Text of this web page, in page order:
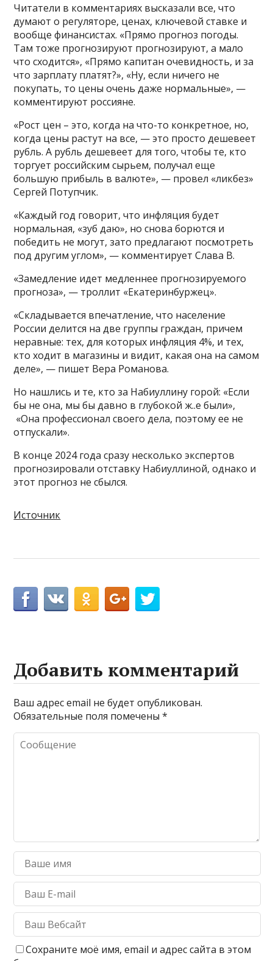
Читатели в комментариях высказали все, что
думают о регуляторе, ценах, ключевой ставке и
вообще финансистах. «Прямо прогноз погоды.
Там тоже прогнозируют прогнозируют, а мало
что сходится», «Прямо капитан очевидность, и за
что зарплату платят?», «Ну, если ничего не
покупать, то цены очень даже нормальные», —
комментируют россияне.
«Рост цен – это, когда на что-то конкретное, но,
когда цены растут на все, — это просто дешевеет
рубль. А рубль дешевеет для того, чтобы те, кто
торгует российским сырьем, получал еще
большую прибыль в валюте», — провел «ликбез»
Сергей Потупчик.
«Каждый год говорит, что инфляция будет
нормальная, «зуб даю», но снова борются и
победить не могут, зато предлагают посмотреть
под другим углом», — комментирует Слава В.
«Замедление идет медленнее прогнозируемого
прогноза», — троллит «Екатеринбуржец».
«Складывается впечатление, что население
России делится на две группы граждан, причем
неравные: тех, для которых инфляция 4%, и тех,
кто ходит в магазины и видит, какая она на самом
деле», — пишет Вера Романова.
Но нашлись и те, кто за Набиуллину горой: «Если
бы не она, мы бы давно в глубокой ж..е были»,
«Она профессионал своего дела, поэтому ее не
отпускали».
В конце 2024 года сразу несколько экспертов
прогнозировали отставку Набиуллиной, однако и
этот прогноз не сбылся.
Источник
Добавить комментарий
Ваш адрес email не будет опубликован.
Обязательные поля помечены*
Сохраните моё имя, email и адрес сайта в этом